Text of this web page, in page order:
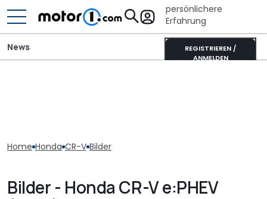
persönlichere
Erfahrung
REGISTRIEREN /
ANMELDEN
News
Home Honda CR-V Bilder
Bilder - Honda CR-V e:PHEV